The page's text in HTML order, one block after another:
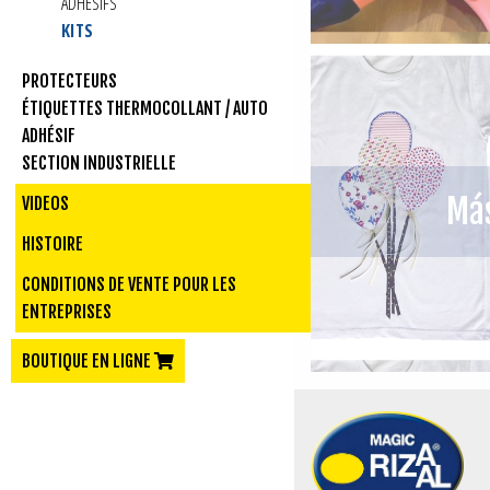
KITS
PROTECTEURS
ÉTIQUETTES THERMOCOLLANT / AUTO
ADHÉSIF
SECTION INDUSTRIELLE
VIDEOS
HISTOIRE
CONDITIONS DE VENTE POUR LES
ENTREPRISES
BOUTIQUE EN LIGNE